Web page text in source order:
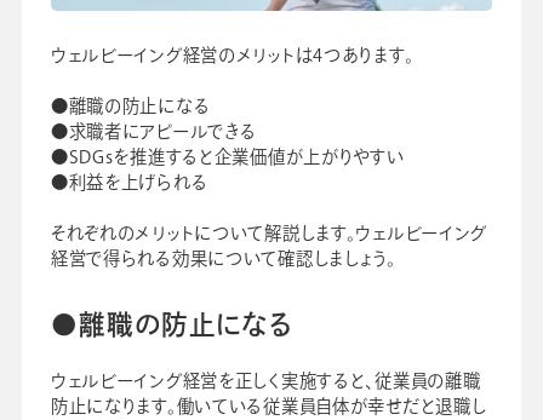
ウェルビーイング経営のメリットは4つあります。
●離職の防止になる
●求職者にアピールできる
●SDGsを推進すると企業価値が上がりやすい
●利益を上げられる
それぞれのメリットについて解説します。ウェルビーイング
経営で得られる効果について確認しましょう。
●離職の防止になる
ウェルビーイング経営を正しく実施すると、従業員の離職
防止になります。働いている従業員自体が幸せだと退職し